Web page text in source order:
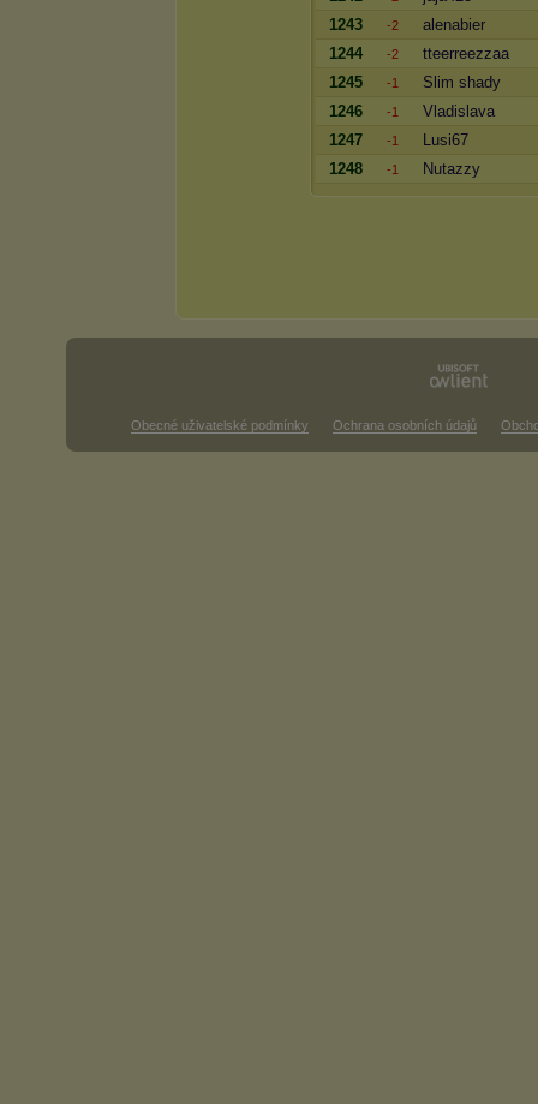
1243
-2
alenabier
1244
-2
tteerreezzaa
1245
-1
Slim shady
1246
-1
Vladislava
1247
-1
Lusi67
1248
-1 Nutazzy
Obecné uživatelské podmínky Ochrana osobních údajů